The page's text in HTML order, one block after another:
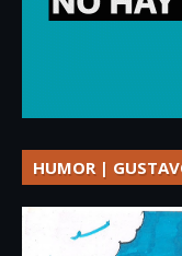
HUMOR |